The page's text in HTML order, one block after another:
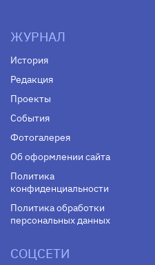
ЖУРНАЛ
История
Редакция
Проекты
События
Фотогалерея
Об оформлении сайта
Политика
конфиденциальности
Политика обработки
персональных данных
СОЦСЕТИ